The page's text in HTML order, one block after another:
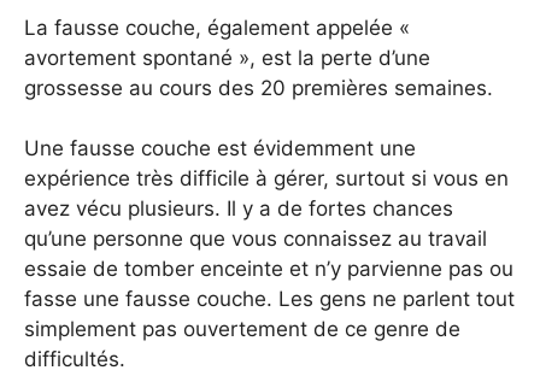
La fausse couche, également appelée «
avortement spontané », est la perte d’une
grossesse au cours des 20 premières semaines.
Une fausse couche est évidemment une
expérience très difficile à gérer, surtout si vous en
avez vécu plusieurs. Il y a de fortes chances
qu’une personne que vous connaissez au travail
essaie de tomber enceinte et n’y parvienne pas ou
fasse une fausse couche. Les gens ne parlent tout
simplement pas ouvertement de ce genre de
difficultés.